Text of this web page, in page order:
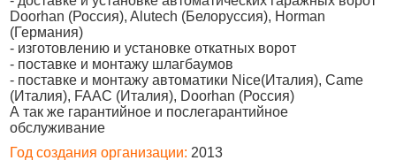
Doorhan (Россия), Alutech (Белоруссия), Horman
(Германия)
- изготовлению и установке откатных ворот
- поставке и монтажу шлагбаумов
- поставке и монтажу автоматики Nice(Италия), Came
(Италия), FAAC (Италия), Doorhan (Россия)
А так же гарантийное и послегарантийное
обслуживание
Год создания организации: 2013